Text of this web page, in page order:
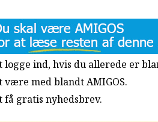
ind, hvis du allerede er
med blandt AMIGOS.
gratis nyhedsbrev.